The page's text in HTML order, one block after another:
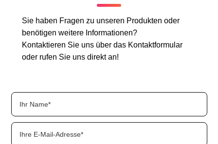
Sie haben Fragen zu unseren Produkten oder
benötigen weitere Informationen?
Kontaktieren Sie uns über das Kontaktformular
oder rufen Sie uns direkt an!